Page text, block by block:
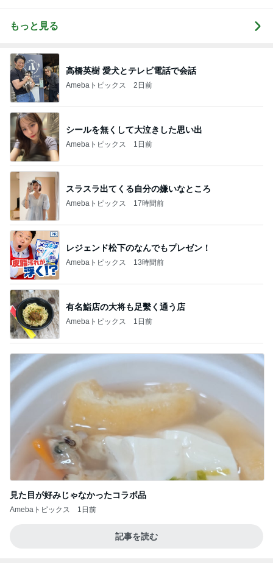
もっと見る
高橋英樹 愛犬とテレビ電話で会話
Amebaトピックス 2日前
シールを無くして大泣きした思い出
Amebaトピックス 1日前
スラスラ出てくる自分の嫌いなところ
Amebaトピックス 17時間前
レジェンド松下のなんでもプレゼン！
Amebaトピックス 13時間前
有名鮨店の大将も足繫く通う店
Amebaトピックス 1日前
見た目が好みじゃなかったコラボ品
Amebaトピックス 1日前
記事を読む